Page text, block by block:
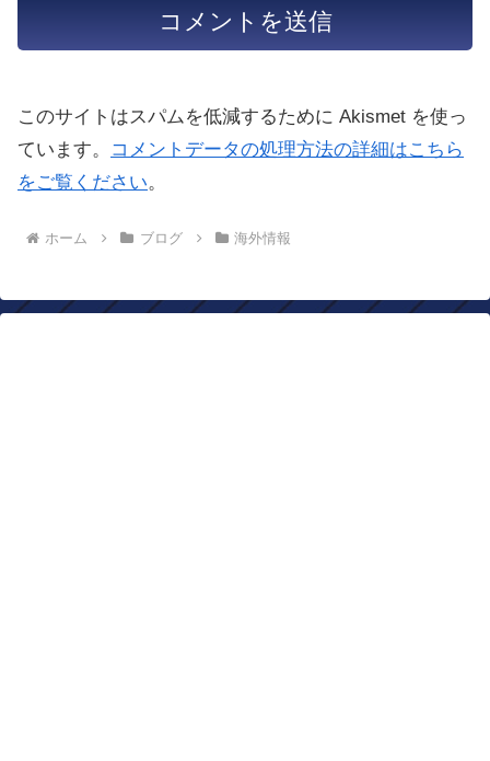
このサイトはスパムを低減するために Akismet を使っ
ています。
コメントデータの処理方法の詳細はこちら
をご覧ください。
ホーム ブログ 海外情報